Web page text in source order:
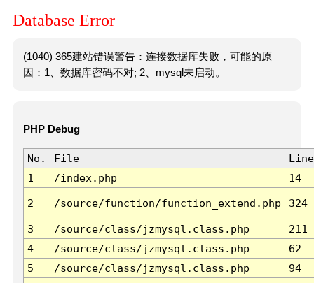
Database Error
(1040) 365建站错误警告：连接数据库失败，可能的原
因：1、数据库密码不对; 2、mysql未启动。
PHP Debug
No. File
Line
1
/index.php 14
2 /source/function/function_extend.php 324
3 /source/class/jzmysql.class.php
211
4
/source/class/jzmysql.class.php
62
5
/source/class/jzmysql.class.php
94